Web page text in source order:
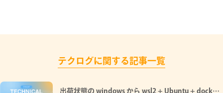
テクログに関する記事一覧
出荷状態の windows から wsl2 + Ubuntu + docker-